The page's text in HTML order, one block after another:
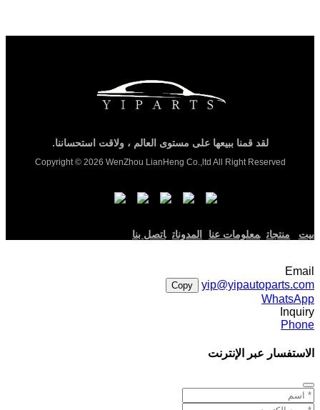
لقد قمنا ببيعها على مستوى العالم ، ولاقت استحساننا.
Copyright © 2026 WenZhou LianHeng Co.,ltd All Right Reserved
بيت منتجات معلومات عنا المدونات اتصل بنا
Email
yip@yipautoparts.com
Copy
WhatsApp
Inquiry
Phone
الاستفسار عبر الإنترنت